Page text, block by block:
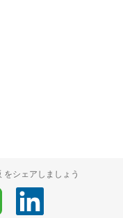
をシェアしましょう